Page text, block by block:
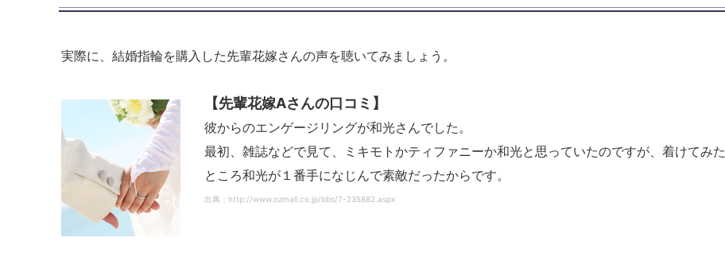
実際に、結婚指輪を購入した先輩花嫁さんの声を聴いてみましょう。
【先輩花嫁Aさんの口コミ】
彼からのエンゲージリングが和光さんでした。
最初、雑誌などで見て、ミキモトかティファニーか和光と思っていたのですが、着けてみた
ところ和光が１番手になじんで素敵だったからです。
出典：http://www.ozmall.co.jp/bbs/7-235882.aspx